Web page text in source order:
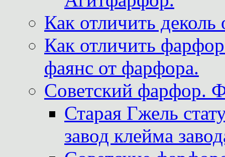
Как отличить
Как отличить
фаянс от фарфора.
Советский фарфор.
Старая Гжель
завод клейма